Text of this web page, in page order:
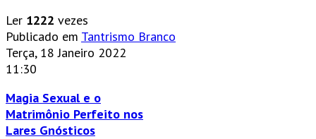
Ler 1222 vezes
Publicado em Tantrismo Branco
Terça, 18 Janeiro 2022
11:30
Magia Sexual e o
Matrimônio Perfeito nos
Lares Gnósticos